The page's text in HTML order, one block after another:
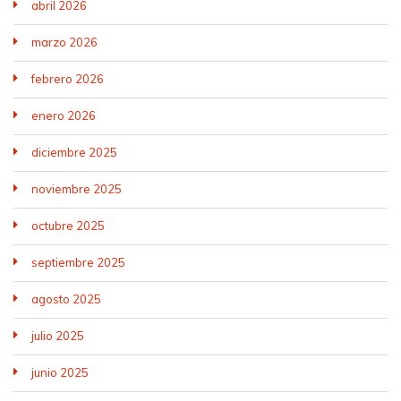
abril 2026
marzo 2026
febrero 2026
enero 2026
diciembre 2025
noviembre 2025
octubre 2025
septiembre 2025
agosto 2025
julio 2025
junio 2025